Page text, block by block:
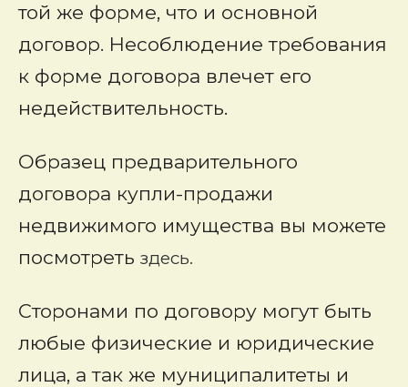
той же форме, что и основной
договор. Несоблюдение требования
к форме договора влечет его
недействительность.
Образец предварительного
договора купли-продажи
недвижимого имущества вы можете
посмотреть здесь.
Сторонами по договору могут быть
любые физические и юридические
лица, а так же муниципалитеты и